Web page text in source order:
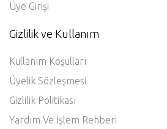
Üye Girişi
Gizlilik ve Kullanım
Kullanım Koşulları
Üyelik Sözleşmesi
Gizlilik Politikası
Yardım Ve İşlem Rehberi